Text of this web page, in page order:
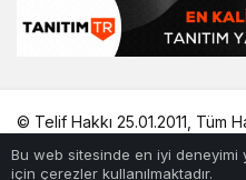
Bu web sitesinde en iyi deneyimi
için çerezler kullanılmaktadır.
© Telif Hakkı 25.01.2011, Tüm
eshaber,kadın, habertr